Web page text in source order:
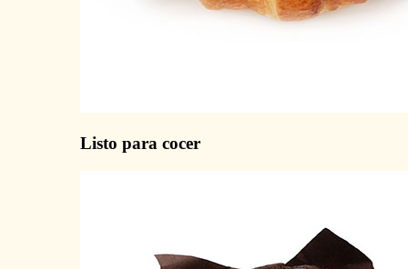
Listo para cocer